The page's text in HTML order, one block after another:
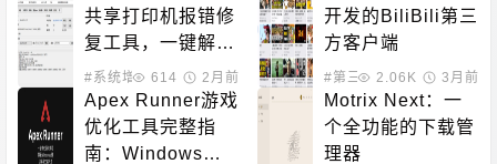
共享打印机报错修
复工具，一键解决
打印机连接问题
#系统增强 614 2月前
开发的BiliBili第三
方客户端
#第三方客户端
2.06K 3月前
Apex Runner游戏
优化工具完整指
南：Windows键
Motrix Next：一
个全功能的下载管
理器